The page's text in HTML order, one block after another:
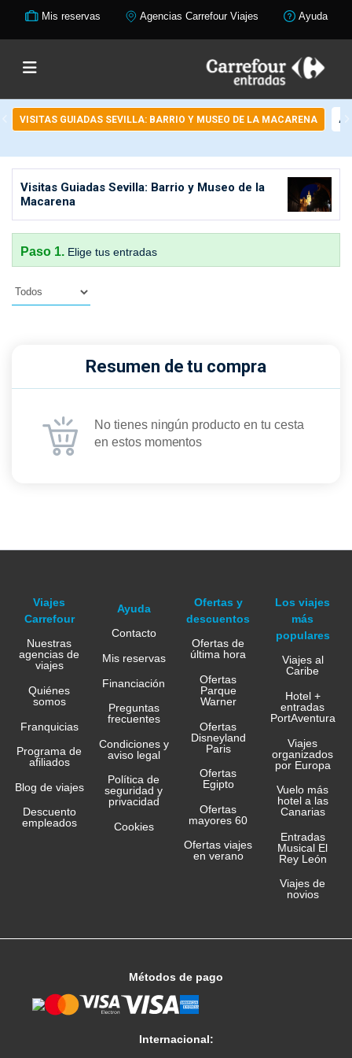
Mis reservas Agencias Carrefour Viajes Ayuda
VISITAS GUIADAS SEVILLA: BARRIO Y MUSEO DE LA MACARENA
Visitas Guiadas Sevilla: Barrio y Museo de la
Macarena
Paso 1. Elige tus entradas
Resumen de tu compra
No tienes ningún producto en tu cesta
en estos momentos
Viajes
Carrefour
Nuestras
agencias de
viajes
Quiénes
somos
Franquicias
Programa de
afiliados
Blog de viajes
Descuento
empleados
Ayuda
Contacto
Mis reservas
Financiación
Preguntas
frecuentes
Condiciones y
aviso legal
Política de
seguridad y
privacidad
Cookies
Ofertas y
descuentos
Ofertas de
última hora
Ofertas
Parque
Warner
Ofertas
Disneyland
Paris
Ofertas
Egipto
Ofertas
mayores 60
Ofertas viajes
en verano
Los viajes
más
populares
Viajes al
Caribe
Hotel +
entradas
PortAventura
Viajes
organizados
por Europa
Vuelo más
hotel a las
Canarias
Entradas
Musical El
Rey León
Viajes de
novios
Métodos de pago
Internacional: